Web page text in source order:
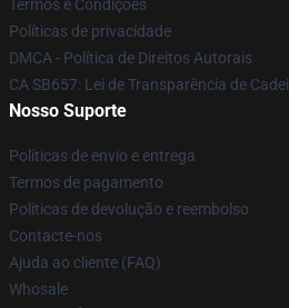
Termos e Condições
Políticas de privacidade
DMCA - Política de Direitos Autorais
CA SB657: Lei de Transparência de
Nosso Suporte
Políticas de envio e entrega
Termos de pagamento
Políticas de devolução e reembolso
Contacte-nos
Ajuda ao cliente (FAQ)
Whosale